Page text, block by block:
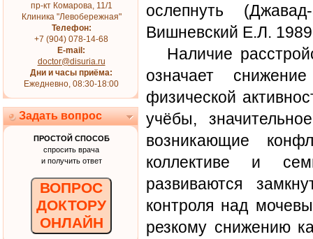
пр-кт Комарова, 11/1
Клиника "Левобережная"
Телефон:
+7 (904) 078-14-68
E-mail:
doctor@disuria.ru
Дни и часы приёма:
Ежедневно, 08:30-18:00
Задать вопрос
ПРОСТОЙ СПОСОБ
спросить врача
и получить ответ
ВОПРОС
ДОКТОРУ
ОНЛАЙН
ослепнуть
Вишневский Е.Л.
Наличие
означает
физической
учёбы,
возникающие
коллективе и
развиваются
контроля над
резкому снижению